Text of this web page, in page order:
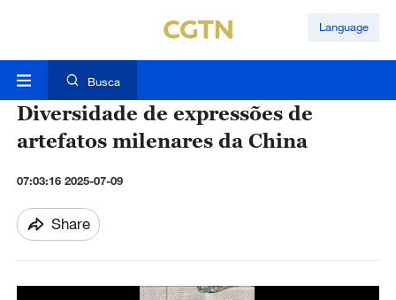
Language
Busca
Diversidade de expressões de
artefatos milenares da China
07:03:16 2025-07-09
Share